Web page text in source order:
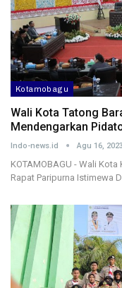
Kotamobagu
Wali Kota Tatong
Mendengarkan
Indo-news.id Agu 16, 2023
KOTAMOBAGU - Wali
Rapat Paripurna Istimewa